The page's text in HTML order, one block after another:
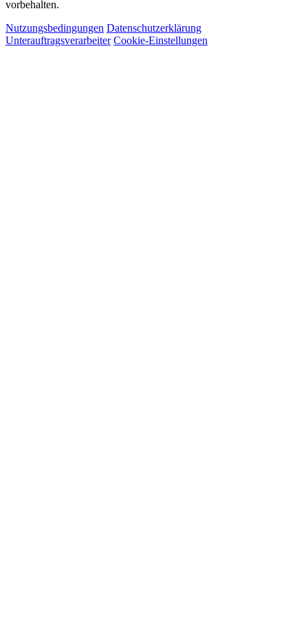
vorbehalten.
Nutzungsbedingungen Datenschutzerklärung
Unterauftragsverarbeiter Cookie-Einstellungen